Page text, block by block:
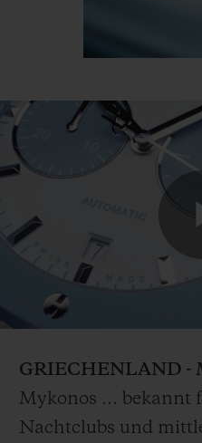
GRIECHENLAND -
Mykonos … bekannt
Nachtclubs und